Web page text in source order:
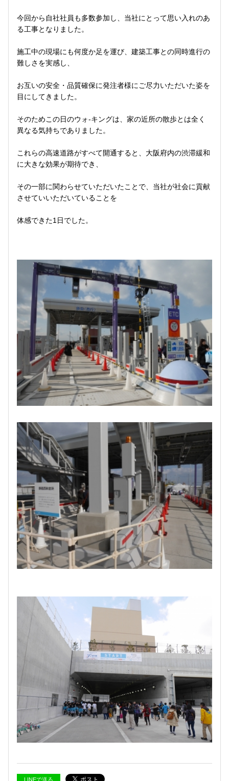
今回から自社社員も多数参加し、当社にとって思い入れのあ
る工事となりました。
施工中の現場にも何度か足を運び、建築工事との同時進行の
難しさを実感し、
お互いの安全・品質確保に発注者様にご尽力いただいた姿を
目にしてきました。
そのためこの日のウォ‐キングは、家の近所の散歩とは全く
異なる気持ちでありました。
これらの高速道路がすべて開通すると、大阪府内の渋滞緩和
に大きな効果が期待でき、
その一部に関わらせていただいたことで、当社が社会に貢献
させていいただいていることを
体感できた1日でした。
LINEで送る